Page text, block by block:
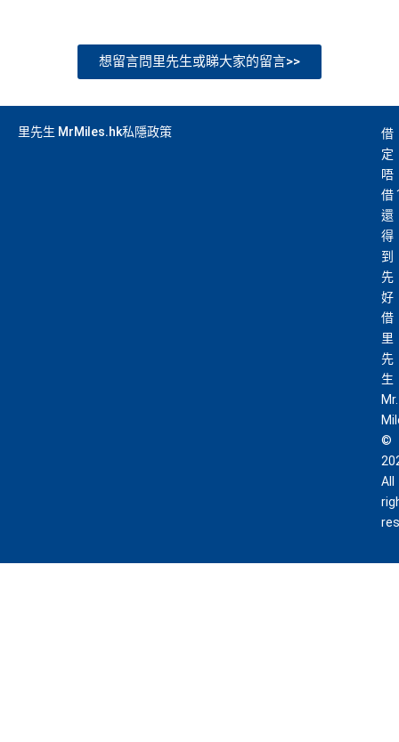
想留言問里先生或睇大家的留言>>
里先生 MrMiles.hk私隱政策
借
定
唔
借
還
得
到
先
好
借
里
先
生
Mr.
©
All